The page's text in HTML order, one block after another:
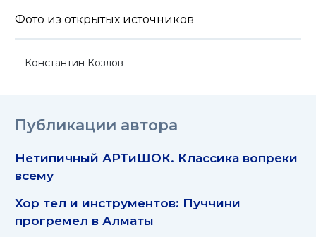
Фото из открытых источников
Константин Козлов
Публикации автора
Нетипичный АРТиШОК. Классика вопреки
всему
Хор тел и инструментов: Пуччини
прогремел в Алматы